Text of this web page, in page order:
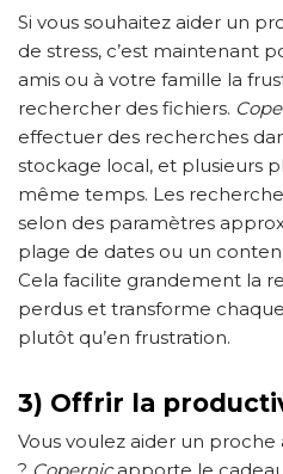
Si vous souhaitez aider un
de stress, c’est maintenant
amis ou à votre famille la
rechercher des fichiers.
effectuer des recherches
stockage local, et plusieurs
même temps. Les
selon des paramètres
plage de dates ou un
Cela facilite grandement la
perdus et transforme
plutôt qu’en frustration.
3) Offrir la
Vous voulez aider un